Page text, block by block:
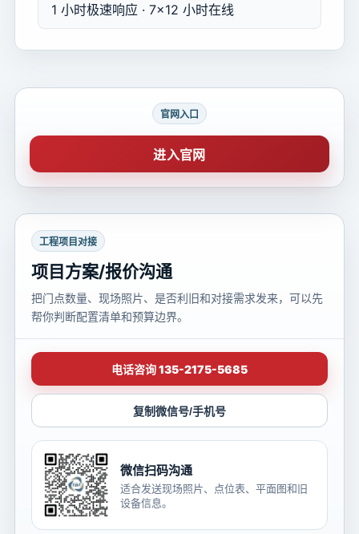
1 小时极速响应 · 7×12 小时在线
官网入口
进入官网
工程项目对接
项目方案/报价沟通
把门点数量、现场照片、是否利旧和对接需求发来，可以先
帮你判断配置清单和预算边界。
电话咨询 135-2175-5685
复制微信号/手机号
微信扫码沟通
适合发送现场照片、点位表、平面图和旧
设备信息。